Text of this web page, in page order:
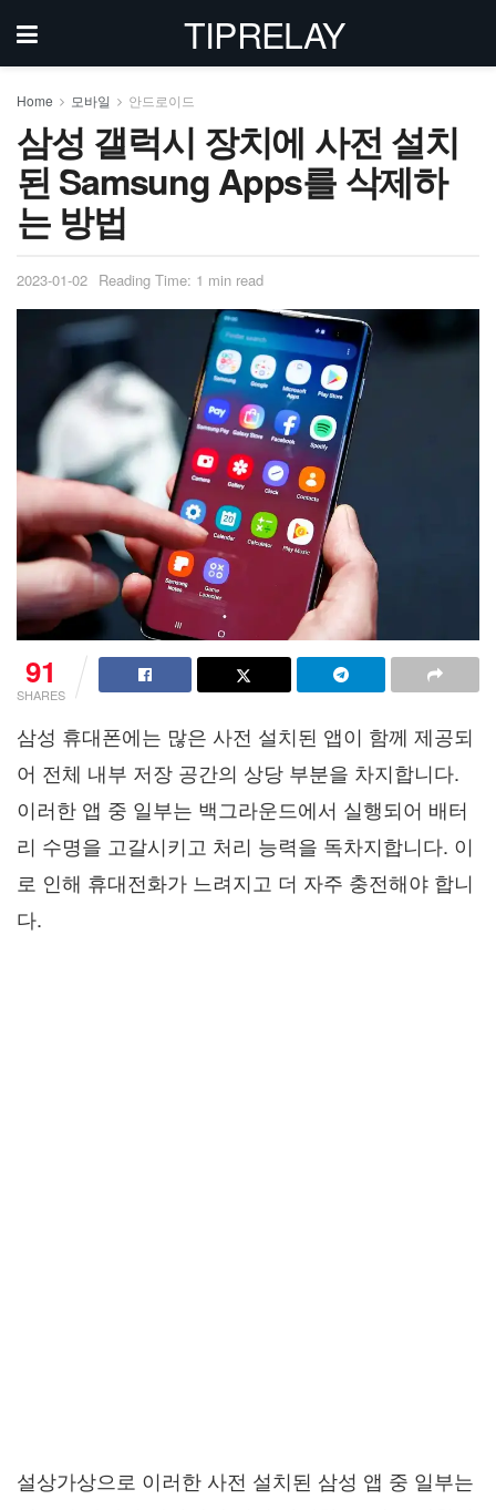
TIPRELAY
Home 모바일 안드로이드
삼성 갤럭시 장치에 사전 설치
된 Samsung Apps를 삭제하
는 방법
2023-01-02 Reading Time: 1 min read
91
SHARES
삼성 휴대폰에는 많은 사전 설치된 앱이 함께 제공되
어 전체 내부 저장 공간의 상당 부분을 차지합니다.
이러한 앱 중 일부는 백그라운드에서 실행되어 배터
리 수명을 고갈시키고 처리 능력을 독차지합니다. 이
로 인해 휴대전화가 느려지고 더 자주 충전해야 합니
다.
설상가상으로 이러한 사전 설치된 삼성 앱 중 일부는